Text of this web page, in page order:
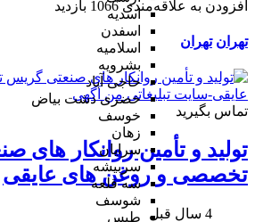
اسدیه
اسفدن
اسلامیه
بشرویه
حاجی آباد
خضری دشت بیاض
خوسف
زهان
سرایان
سربیشه
سه قلعه
شوسف
طبس
افزودن به علاقه‌مندی 1066 بازدید
تهران تهران
تماس بگیرید
تولید و تأمین روانکار های
تخصصی و روغن های عایقی
4 سال قبل